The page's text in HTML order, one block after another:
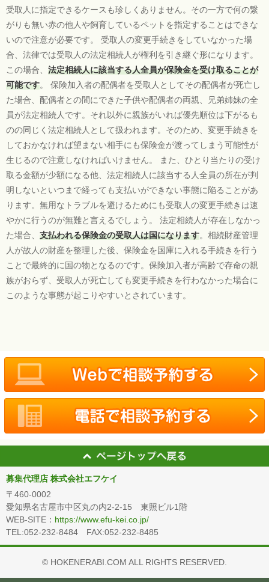
受取人に指定できるケースも珍しくありません。その一方で何の繋
がりも無い赤の他人や飼育しているペットを指定することはできな
いので注意が必要です。 受取人の変更手続きをしていなかった場
合、法律では受取人の法定相続人が権利を引き継ぐ形になります。
この場合、 法定相続人に該当する人全員が保険金を受け取ることが
可能です。 保険加入者の配偶者を受取人としてその配偶者が死亡し
た場合、配偶者との間にできた子供や配偶者の両親、兄弟姉妹の全
員が法定相続人です。それ以外に親族がいれば優先順位は下がるも
のの同じく法定相続人として扱われます。そのため、変更手続きを
しておかなければ望まない相手にも保険金が渡ってしまう可能性が
生じるので注意しなければいけません。 また、ひとり当たりの受け
取る金額が少額になる他、法定相続人に該当する人全員の所在が判
明しないといつまで経っても支払いができない事態に陥ることがあ
ります。無用なトラブルを避けるためにも受取人の変更手続きは速
やかに行うのが無難と言えるでしょう。 法定相続人が存在しなかっ
た場合、 支払われる保険金の受取人は国になります。相続財産管理
人が故人の財産を整理した後、保険金を国庫に入れる手続きを行う
ことで最終的に国の物となるのです。保険加入者が高齢で存命の親
族がおらず、受取人が死亡しても変更手続きを行わなかった場合に
このような事態が起こりやすいとされています。
募集代理店 株式会社エフケイ
〒460-0002
愛知県名古屋市中区丸の内2-2-15 東照ビル1階
WEB-SITE： https://www.efu-kei.co.jp/
TEL:052-232-8484 FAX:052-232-8485
© HOKENERABI.COM ALL RIGHTS RESERVED.